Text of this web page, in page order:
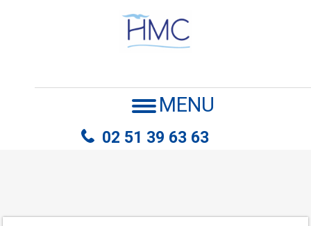
MENU
02 51 39 63 63